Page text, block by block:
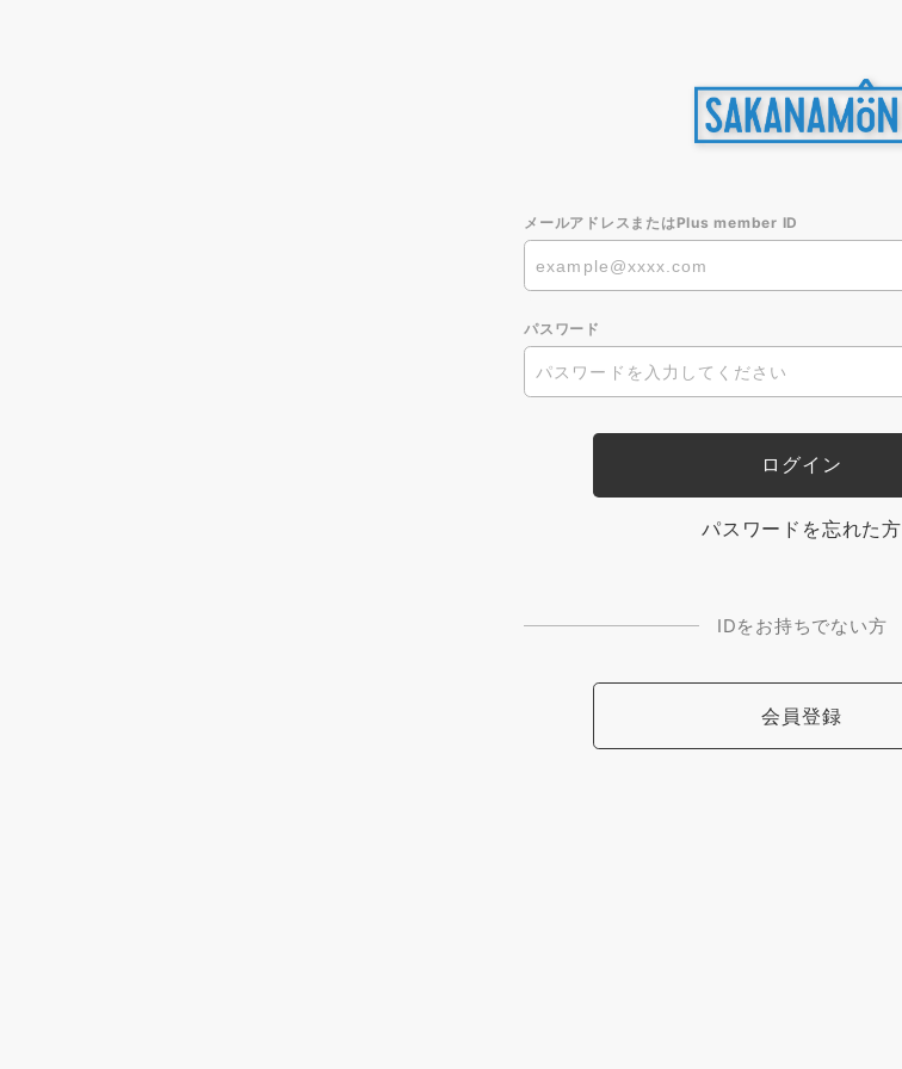
メールアドレスまたはPlus member ID
パスワード
パスワードを忘れた方
IDをお持ちでない方
会員登録